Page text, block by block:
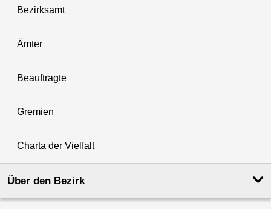
Bezirksamt
Ämter
Beauftragte
Gremien
Charta der Vielfalt
Über den Bezirk